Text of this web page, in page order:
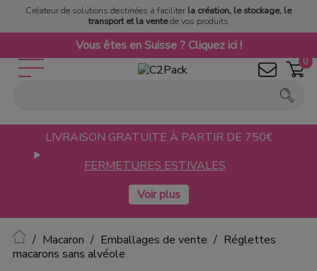
Créateur de solutions destinées à faciliter la création, le stockage, le
transport et la ventede vos produits
Vous êtes en Suisse ? Cliquez ici !
0
LIVRAISON GRATUITE À PARTIR DE 750€
FERMETURES ESTIVALES
Accueil
Macaron Emballages de vente
Réglettes
macarons sans alvéole